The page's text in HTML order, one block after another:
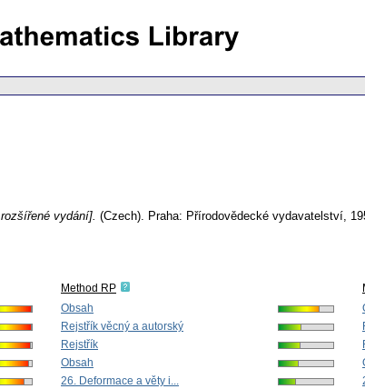
vydání]. (Czech). Praha: Přírodovědecké vydavatelství,
Method RP
Obsah
Rejstřík věcný a autorský
Rejstřík
Obsah
26. Deformace a věty i...